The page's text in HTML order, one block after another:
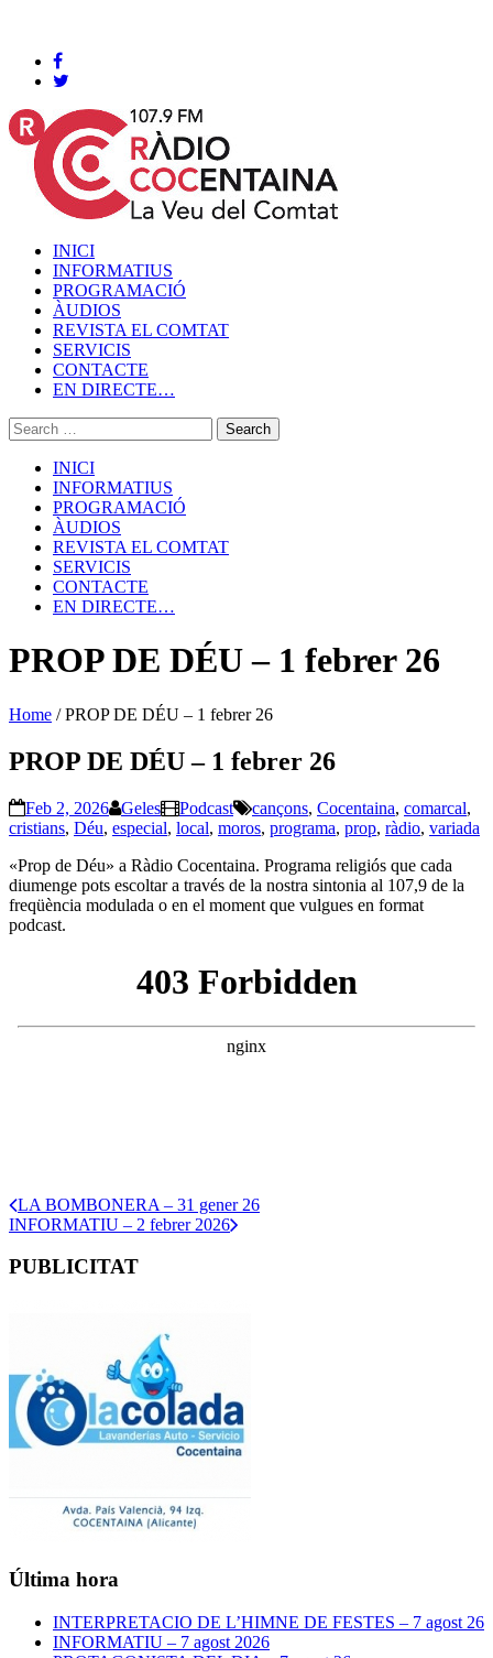
INICI
INFORMATIUS
PROGRAMACIÓ
ÀUDIOS
REVISTA EL COMTAT
SERVICIS
CONTACTE
EN DIRECTE…
INICI
INFORMATIUS
PROGRAMACIÓ
ÀUDIOS
REVISTA EL COMTAT
SERVICIS
CONTACTE
EN DIRECTE…
PROP DE DÉU – 1 febrer 26
Home /PROP DE DÉU – 1 febrer 26
PROP DE DÉU – 1 febrer 26
Feb 2, 2026 Geles Podcast cançons, Cocentaina, comarcal,
cristians, Déu, especial, local, moros, programa, prop, ràdio, variada
«Prop de Déu» a Ràdio Cocentaina. Programa religiós que cada
diumenge pots escoltar a través de la nostra sintonia al 107,9 de la
freqüència modulada o en el moment que vulgues en format
podcast.
LA BOMBONERA – 31 gener 26
INFORMATIU – 2 febrer 2026
PUBLICITAT
Última hora
INTERPRETACIO DE L’HIMNE DE FESTES – 7 agost 26
INFORMATIU – 7 agost 2026